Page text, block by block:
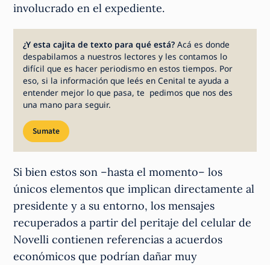
involucrado en el expediente.
¿Y esta cajita de texto para qué está?Acá es donde
despabilamos a nuestros lectores y les contamos lo
difícil que es hacer periodismo en estos tiempos. Por
eso, si la información que leés en Cenital te ayuda a
entender mejor lo que pasa, te pedimos que nos des
una mano para seguir.
Sumate
Si bien estos son –hasta el momento– los
únicos elementos que implican directamente al
presidente y a su entorno, los mensajes
recuperados a partir del peritaje del celular de
Novelli contienen referencias a acuerdos
económicos que podrían dañar muy